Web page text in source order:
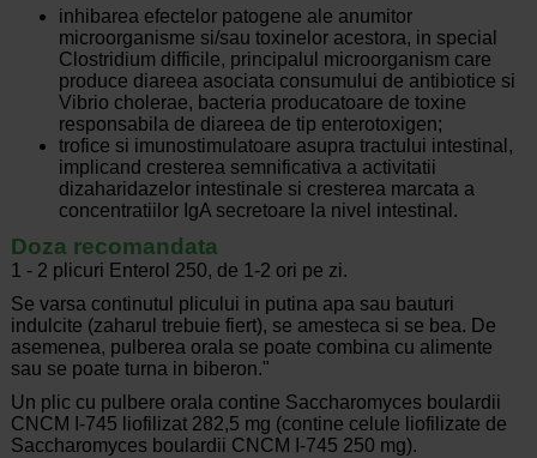
inhibarea efectelor patogene ale anumitor
microorganisme si/sau toxinelor acestora, in special
Clostridium difficile, principalul microorganism care
produce diareea asociata consumului de antibiotice si
Vibrio cholerae, bacteria producatoare de toxine
responsabila de diareea de tip enterotoxigen;
trofice si imunostimulatoare asupra tractului intestinal,
implicand cresterea semnificativa a activitatii
dizaharidazelor intestinale si cresterea marcata a
concentratiilor IgA secretoare la nivel intestinal.
Doza recomandata
1 - 2 plicuri Enterol 250, de 1-2 ori pe zi.
Se varsa continutul plicului in putina apa sau bauturi
indulcite (zaharul trebuie fiert), se amesteca si se bea. De
asemenea, pulberea orala se poate combina cu alimente
sau se poate turna in biberon."
Un plic cu pulbere orala contine Saccharomyces boulardii
CNCM I-745 liofilizat 282,5 mg (contine celule liofilizate de
Saccharomyces boulardii CNCM I-745 250 mg).